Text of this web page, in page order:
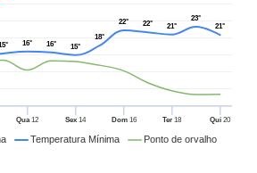
Temperatura Mínima Ponto de orvalho
Qua12 Sex 14 Dom16 Ter 18 Qui 20
16° 16° 15°
18°
22° 22° 21°
23°
21°